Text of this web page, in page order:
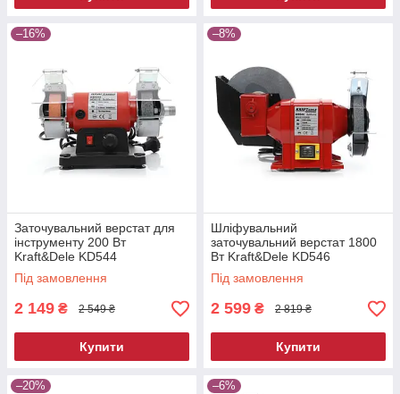
–16%
Заточувальний верстат для
інструменту 200 Вт
Kraft&Dele KD544
шліфувальний верстат
настільний
Під замовлення
2 149 ₴ 2 549 ₴
Купити
–8%
Шліфувальний
заточувальний верстат 1800
Вт Kraft&Dele KD546
шліфувальний верстат
настільний
Під замовлення
2 599 ₴ 2 819 ₴
Купити
–20% –6%